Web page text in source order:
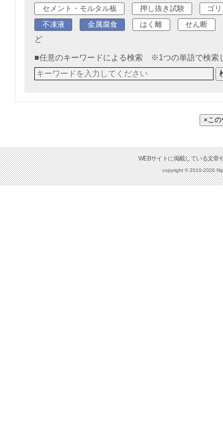
セメント・モルタル板
押し抜き試験 ゴ
不凍液 金属腐食 はく離 せん断
ど
■任意のキーワードによる検索 ※1つの単語で検索
×こ
copyright © 2010-2026